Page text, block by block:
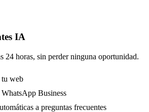
IA
24 horas, sin perder ninguna oportunidad.
tu web
Business
a preguntas frecuentes